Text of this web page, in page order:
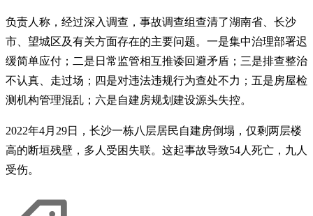
负责人称，经过深入调查，事故调查组查清了湖南省、长沙
市、望城区及有关方面存在的主要问题。一是集中治理部署迟
缓简单应付；二是日常监管相互推诿回避矛盾；三是排查整治
不认真、走过场；四是对违法违规行为查处不力；五是房屋检
测机构管理混乱；六是自建房规划建设源头失控。
2022年4月29日，长沙一栋八层居民自建房倒塌，仅剩两层楼
高的断垣残壁，多人受困失联。这起事故导致54人死亡，九人
受伤。